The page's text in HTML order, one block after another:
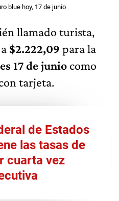
blue hoy, 17 de junio
llamado turista,
$2.222,09 para la
17 de junio como
tarjeta.
de Estados
las tasas de
cuarta vez